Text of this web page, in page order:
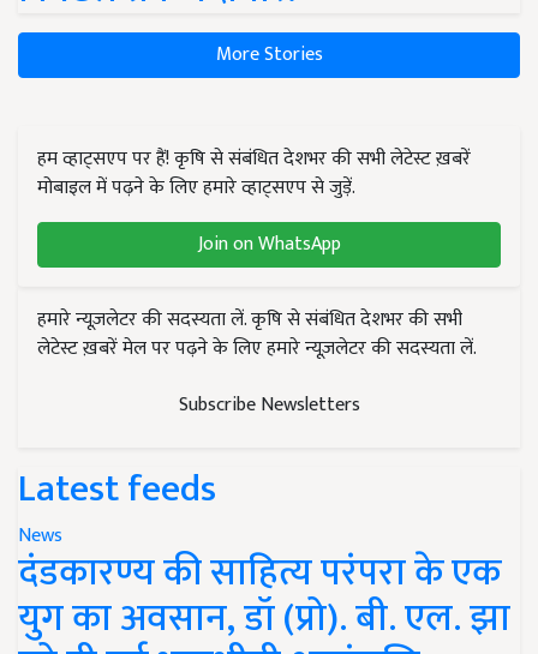
More Stories
हम व्हाट्सएप पर हैं! कृषि से संबंधित देशभर की सभी लेटेस्ट ख़बरें
मोबाइल में पढ़ने के लिए हमारे व्हाट्सएप से जुड़ें.
Join on WhatsApp
हमारे न्यूज़लेटर की सदस्यता लें. कृषि से संबंधित देशभर की सभी
लेटेस्ट ख़बरें मेल पर पढ़ने के लिए हमारे न्यूज़लेटर की सदस्यता लें.
Subscribe Newsletters
Latest feeds
News
दंडकारण्य की साहित्य परंपरा के एक
युग का अवसान, डॉ (प्रो). बी. एल. झा